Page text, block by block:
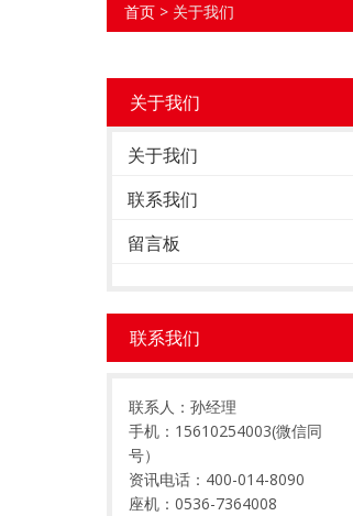
首页 > 关于我们
关于我们
关于我们
联系我们
留言板
联系我们
联系人：孙经理
手机：15610254003(微信同
号）
资讯电话：400-014-8090
座机：0536-7364008